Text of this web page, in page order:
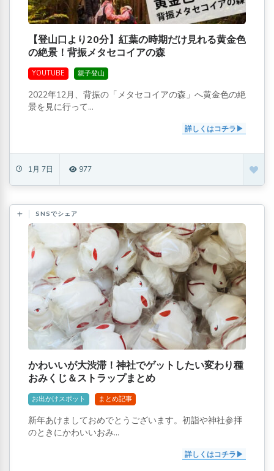
【登山口より20分】紅葉の時期だけ見れる黄金色
の絶景！背振メタセコイアの森
YOUTUBE 親子登山
2022年12月、背振の「メタセコイアの森」へ黄金色の絶
景を見に行って...
詳しくはコチラ
1月 7日 977
SNSでシェア
かわいいが大渋滞！神社でゲットしたい変わり種
おみくじ＆ストラップまとめ
お出かけスポット まとめ記事
新年あけましておめでとうございます。初詣や神社参拝
のときにかわいいおみ...
詳しくはコチラ